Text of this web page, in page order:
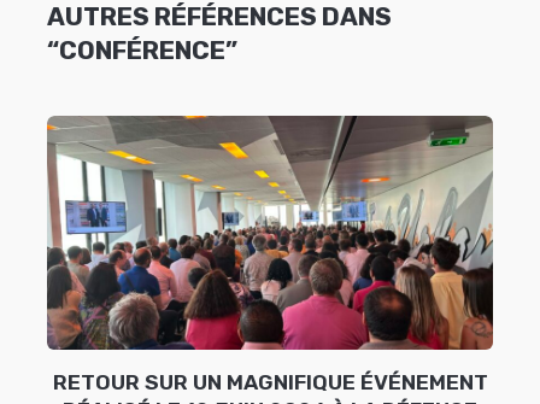
AUTRES RÉFÉRENCES DANS
“CONFÉRENCE”
RETOUR SUR UN MAGNIFIQUE ÉVÉNEMENT